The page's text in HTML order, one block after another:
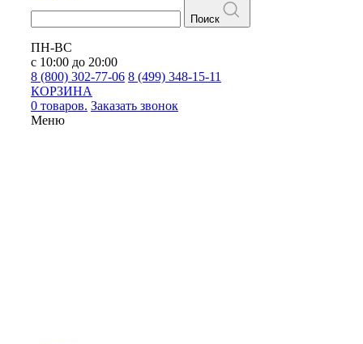
Поиск
ПН-ВС
с 10:00 до 20:00
8 (800) 302-77-06 8 (499) 348-15-11
КОРЗИНА
0 товаров. Заказать звонок
Меню